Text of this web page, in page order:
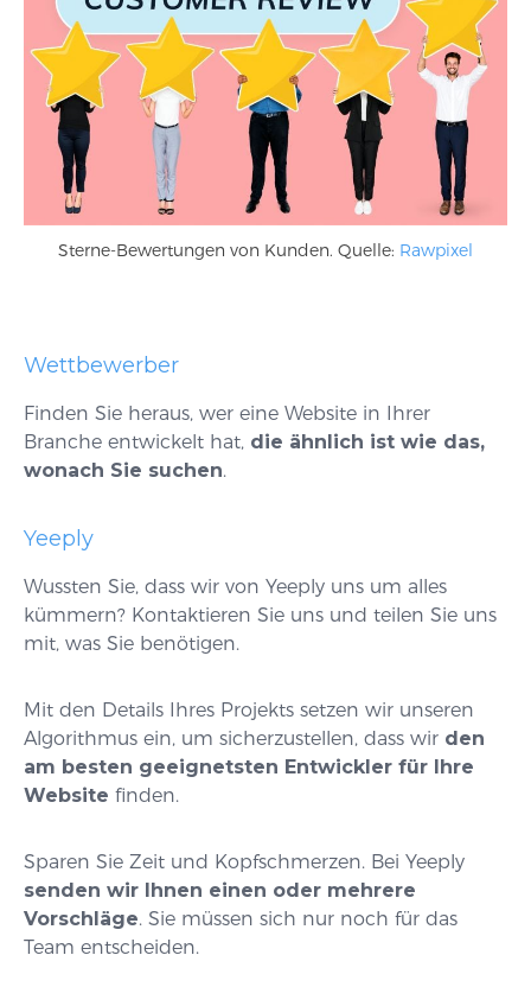
Sterne-Bewertungen von Kunden. Quelle: Rawpixel
Wettbewerber
Finden Sie heraus, wer eine Website in Ihrer
Branche entwickelt hat, die ähnlich ist wie das,
wonach Sie suchen.
Yeeply
Wussten Sie, dass wir von Yeeply uns um alles
kümmern? Kontaktieren Sie uns und teilen Sie uns
mit, was Sie benötigen.
Mit den Details Ihres Projekts setzen wir unseren
Algorithmus ein, um sicherzustellen, dass wir den
am besten geeignetsten Entwickler für Ihre
Website finden.
Sparen Sie Zeit und Kopfschmerzen. Bei Yeeply
senden wir Ihnen einen oder mehrere
Vorschläge. Sie müssen sich nur noch für das
Team entscheiden.